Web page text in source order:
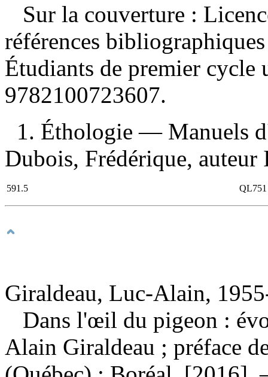
Sur la couverture :
références
Étudiants de premier
9782100723607.
1. Éthologie — Manuels
Dubois, Frédérique,
591.5 QL751
Giraldeau, Luc-Alain,
Dans l'œil du pigeon :
Alain Giraldeau ; préface